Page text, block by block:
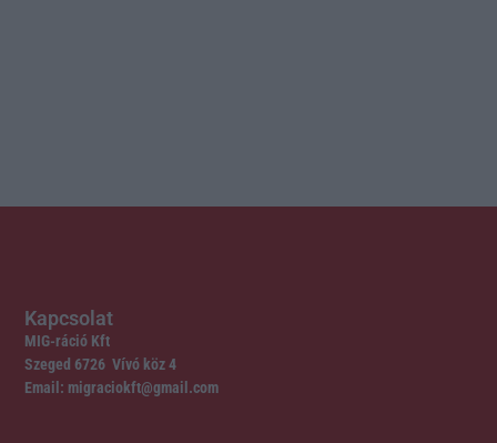
Kapcsolat
MIG-ráció Kft
Szeged 6726 Vívó köz 4
Email: migraciokft@gmail.com